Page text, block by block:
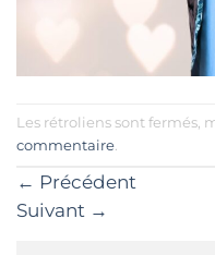
Les rétroliens sont fermés,
commentaire
← Précédent
Suivant →